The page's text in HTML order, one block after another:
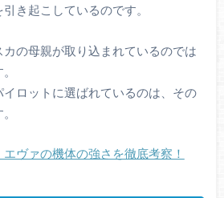
き起こしているのです。
の母親が取り込まれているのでは
ロットに選ばれているのは、その
エヴァの機体の強さを徹底考察！